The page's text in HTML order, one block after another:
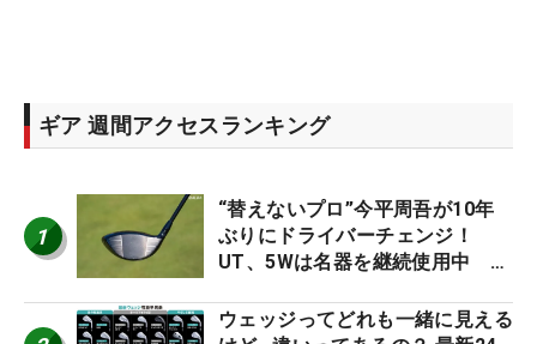
ギア 週間アクセスランキング
1
“替えないプロ”今平周吾が10年
ぶりにドライバーチェンジ！
UT、5Wは名器を継続使用中 #
ウェッジってどれも一緒に見える